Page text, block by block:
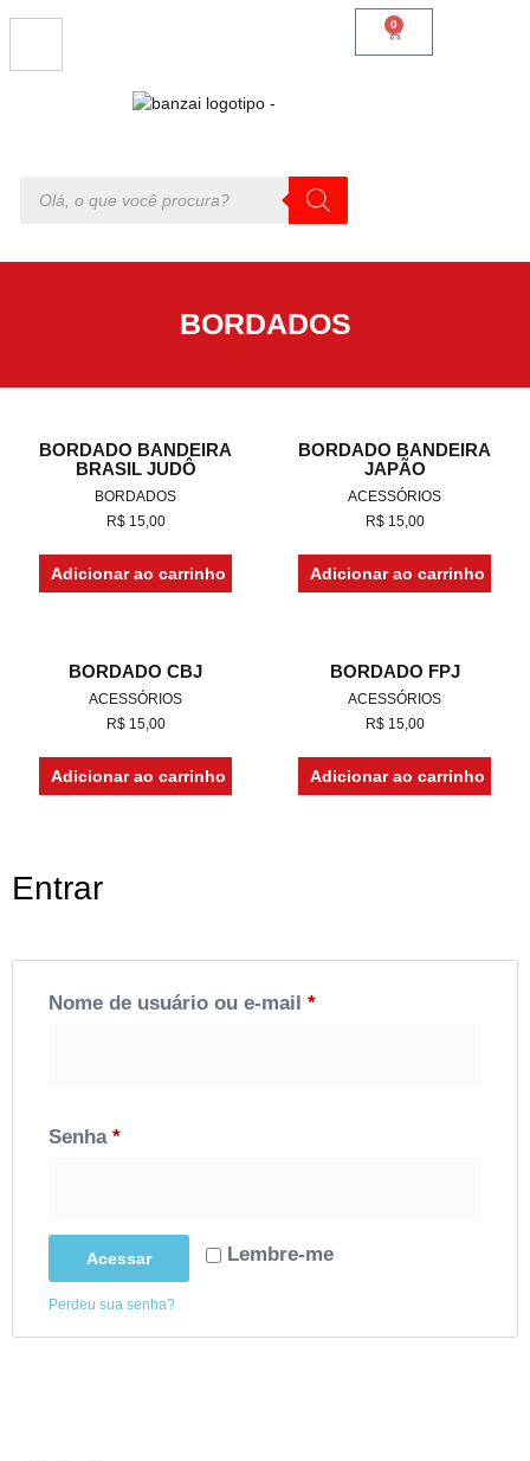
0
BORDADOS
BORDADO BANDEIRA
BRASIL JUDÔ
BORDADOS
R$15,00
Adicionar ao carrinho
BORDADO BANDEIRA
JAPÃO
ACESSÓRIOS
R$15,00
Adicionar ao carrinho
BORDADO CBJ
ACESSÓRIOS
R$15,00
Adicionar ao carrinho
BORDADO FPJ
ACESSÓRIOS
R$15,00
Adicionar ao carrinho
Entrar
Nome de usuário ou e-mail *
Senha *
Lembre-me
Acessar
Perdeu sua senha?